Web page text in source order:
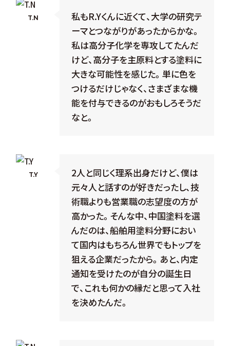
T.N
私もR.Yくんに近くて、大学の研究テ
ーマとつながりがあったからかな。
私は高分子化学を専攻してたんだ
けど、高分子を主原料とする塗料に
大きな可能性を感じた。単に色を
つけるだけじゃなく、さまざまな機
能を付与できるのがおもしろそうだ
なと。
T.Y
2人と同じく理系出身だけど、僕は
元々人と話すのが好きだったし、技
術職よりも営業職の志望度の方が
高かった。そんな中、中国塗料を選
んだのは、船舶用塗料分野におい
て国内はもちろん世界でもトップを
狙える企業だったから。あと、内定
通知を受けたのが自分の誕生日
で、これも何かの縁だと思って入社
を決めたんだ。